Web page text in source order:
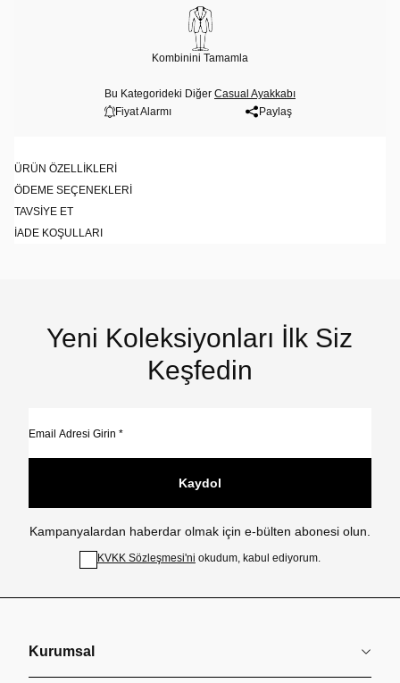
Kombinini Tamamla
Bu Kategorideki Diğer Casual Ayakkabı
Fiyat Alarmı
Paylaş
ÜRÜN ÖZELLIKLERI
ÖDEME SEÇENEKLERI
TAVSIYE ET
İADE KOŞULLARI
Yeni Koleksiyonları İlk Siz
Keşfedin
Kaydol
Kampanyalardan haberdar olmak için e-bülten abonesi olun.
KVKK Sözleşmesi'ni okudum, kabul ediyorum.
Kurumsal